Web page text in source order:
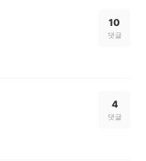
10
댓글
4
댓글